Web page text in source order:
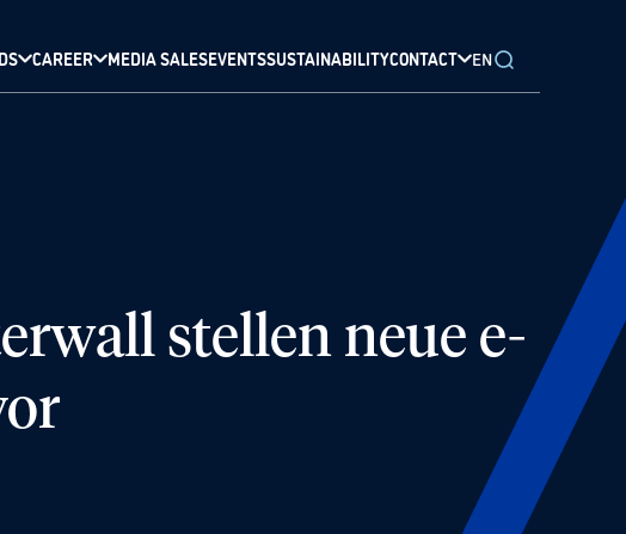
CAREER MEDIA SALESEVENTSSUSTAINABILITYCONTACT EN
stellen neue e-